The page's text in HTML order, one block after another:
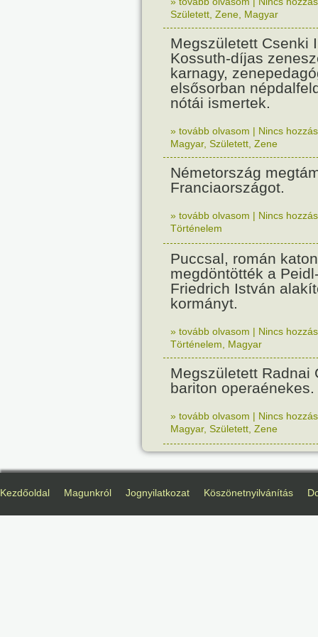
Született Zene Magyar
Megszületett Csenki
Kossuth-díjas
karnagy,
elsősorban
nótái ismertek.
» tovább olvasom | Nincs
Magyar, Született Zene
Németország
Franciaországot.
» tovább olvasom | Nincs
Történelem
Puccsal, román
megdöntötték a
Friedrich István
kormányt.
» tovább olvasom | Nincs
Történelem
Magyar
Megszületett Radnai
bariton operaénekes.
» tovább olvasom | Nincs
Magyar, Született Zene
Kezdőoldal Magunkról Jognyilatkozat Köszönetnyilvánítás